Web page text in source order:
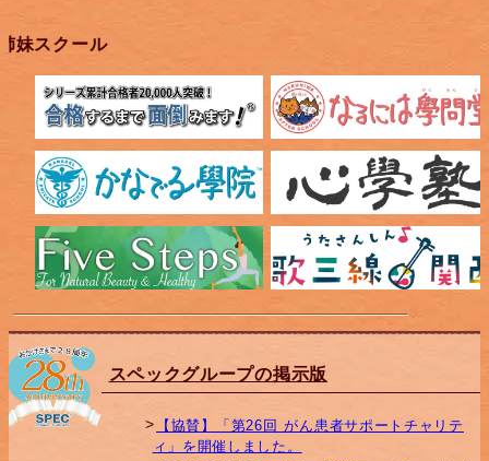
妹スクール
スペックグループの掲示版
【協賛】「第26回 がん患者サポートチャリテ
ィ」を開催しました。